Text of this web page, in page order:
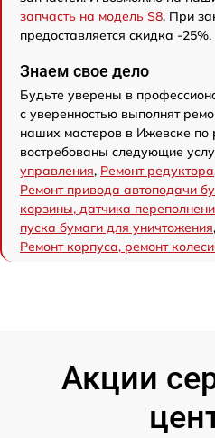
запчасть на модель S8. При
предоставляется скидка -25%.
Знаем свое дело
Будьте уверены в
с уверенностью выполнят
наших мастеров в Ижевске по
востребованы следующие
управления, Ремонт редуктора
Ремонт привода автоподачи
корзины, датчика
пуска бумаги для уничтожения,
Ремонт корпуса, ремонт
Акции